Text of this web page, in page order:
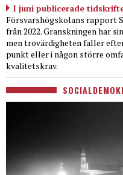
I juni publicerade
Försvarshögskolans rapport
från 2022. Granskningen har
men trovärdigheten faller
punkt eller i någon större
kvalitetskrav.